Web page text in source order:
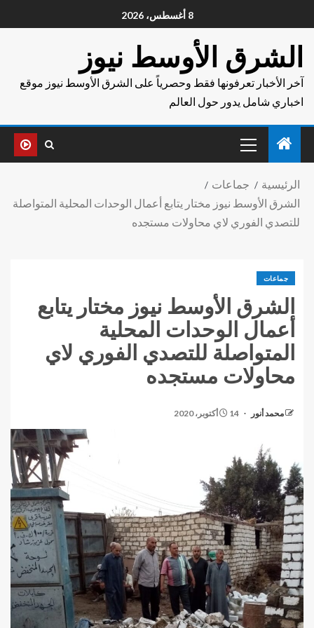
8 أغسطس، 2026
الشرق الأوسط نيوز
آخر الأخبار تعرفونها فقط وحصرياً على الشرق الأوسط نيوز موقع
اخباري شامل يدور حول العالم
الرئيسية
جماعات
الشرق الأوسط نيوز مختار يتابع أعمال الوحدات المحلية المتواصلة
للتصدي الفوري لاي محاولات مستجده
جماعات
الشرق الأوسط نيوز مختار يتابع
أعمال الوحدات المحلية
المتواصلة للتصدي الفوري لاي
محاولات مستجده
محمد أنور 14 أكتوبر، 2020